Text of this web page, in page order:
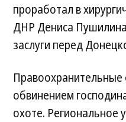
проработал в
ДНР Дениса
заслуги перед
Правоохранительные
обвинением
охоте. Региональное